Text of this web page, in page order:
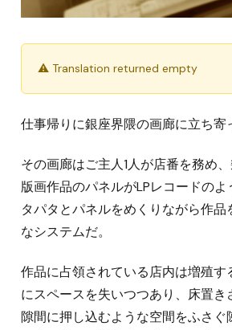
⚠ Translation returned empty
仕事帰りに銀座界隈の画廊に立ち寄
その画廊はご主人1人が店番を務め
版画作品のパネルがLPレコードの
タパタとパネルをめくりながら作品
なシステムだ。
作品に占領されている店内は増殖す
にスペースを失いつつあり、床置き
隙間に押し込むような空間をふさぐ